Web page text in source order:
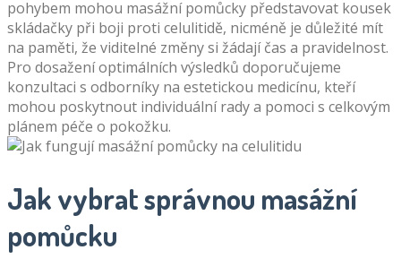
pohybem mohou masážní pomůcky představovat kousek
skládačky při boji proti celulitidě, nicméně je důležité mít
na paměti, že viditelné změny si žádají čas a pravidelnost.
Pro dosažení optimálních výsledků doporučujeme
konzultaci s odborníky na estetickou medicínu, kteří
mohou poskytnout individuální rady a pomoci s celkovým
plánem péče o pokožku.
Jak vybrat správnou masážní
pomůcku